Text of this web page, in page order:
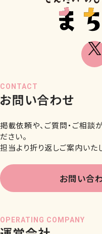
OPERATING COMPANY
CONTACT
お問い合わせ
掲載依頼や、ご質問・ご相談
ださい。
担当より折り返しご案内いた
お問い合